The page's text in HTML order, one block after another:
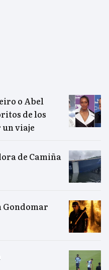
o Abel
de los
viaje
de Camiña
Gondomar